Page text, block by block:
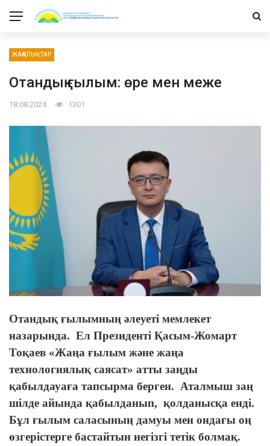
ЖАҢАЛЫҚТАР
Отандық ғылым: өре мен меже
18.08.2024 1301
Отандық ғылымның әлеуеті мемлекет
назарында. Ел Президенті Қасым-Жомарт
Тоқаев «Жаңа ғылым және жаңа
технологиялық саясат» атты заңды
қабылдауаға тапсырма берген. Аталмыш заң
шілде айында қабылданып, қолданысқа енді.
Бұл ғылым саласының дамуы мен ондағы оң
өзгерістерге бастайтын негізгі тетік болмақ.